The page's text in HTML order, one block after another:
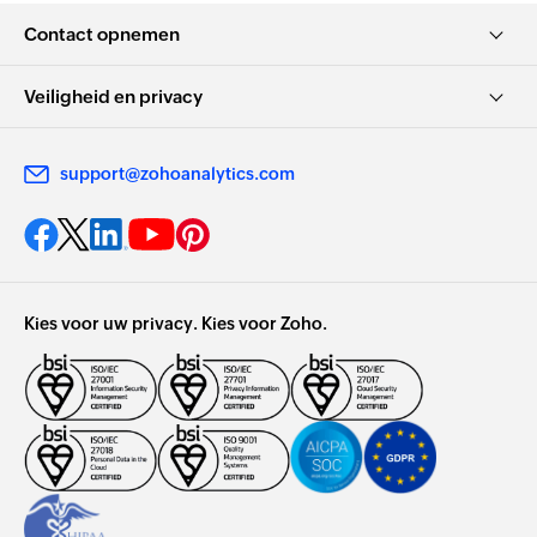
Contact opnemen
Veiligheid en privacy
support@zohoanalytics.com
Kies voor uw privacy. Kies voor Zoho.